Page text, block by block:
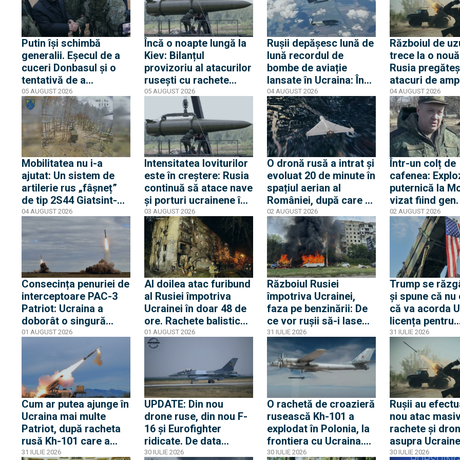
Putin își schimbă
generalii. Eșecul de a
cuceri Donbasul și o
tentativă de a
impulsiona invazia din
Ucraina au condus la
schimbări în
conducerea Armatei
ruse
05 AUGUST 2026
Încă o noapte lungă la
Kiev: Bilanțul
provizoriu al atacurilor
rusești cu rachete
balistice și hipersonice
indică 15 morți și 51 de
răniți
05 AUGUST 2026
Rușii depășesc lună de
lună recordul de
bombe de aviație
lansate în Ucraina: În
iulie, 8.300 de KAB-uri
au fost folosite
împotriva orașelor
ucrainene
04 AUGUST 2026
Războiul de
trece la o
Rusia
atacuri de
asupra
și canalizare
04 AUGUST 2026
Mobilitatea nu i-a
ajutat: Un sistem de
artilerie rus „fâșneț”
de tip 2S44 Giatsint-K,
urmărit și distrus de o
dronă ucraineană
(Video). E doar al
doilea 2S44 distrus în
război
04 AUGUST 2026
Intensitatea loviturilor
este în creștere: Rusia
continuă să atace nave
și porturi ucrainene în
zona Mării Negre
03 AUGUST 2026
O dronă rusă a intrat și
evoluat 20 de minute în
spațiul aerian al
României, după care a
ieșit. La ieșire
ucrainenii au doborât-
o
02 AUGUST 2026
Într-un colț de
cafenea:
puternică la
vizat fiind
Aleksandr
șeful aviației
ruse cunoscut
„măcelarul din
Chaiko ar fi
supraviețuit
02 AUGUST 2026
Consecința penuriei de
interceptoare PAC-3
Patriot: Ucraina a
doborât o singură
rachetă balistică din
cele 27 de rachete
Iskander sau Kinjal
lansate de ruși
01 AUGUST 2026
Al doilea atac furibund
al Rusiei împotriva
Ucrainei în doar 48 de
ore. Rachete balistice
lansate sper Kiev au
lovit blocuri de
01 AUGUST 2026
Războiul Rusiei
împotriva Ucrainei,
faza pe benzinării: De
ce vor rușii să-i lase
fără combustibili pe
ucrainenii din zona
frontului
31 IULIE 2026
Trump se
și spune că nu
că va acorda
licența pentru
rachetele
31 IULIE 2026
Cum ar putea ajunge în
Ucraina mai multe
Patriot, după racheta
rusă Kh-101 care a
explodat în curtea
31 IULIE 2026
UPDATE: Din nou
drone ruse, din nou F-
16 și Eurofighter
ridicate. De data
aceasta dronele ruse
30 IULIE 2026
O rachetă de croazieră
rusească Kh-101 a
explodat în Polonia, la
frontiera cu Ucraina.
Racheta s-a prăbușit
30 IULIE 2026
Rușii au
nou atac
rachete și
asupra
Loviturile
30 IULIE 2026